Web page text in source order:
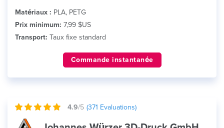
Matériaux : PLA, PETG
Prix minimum: 7,99 $US
Transport: Taux fixe standard
Commande instantanée
4.9/5 (371 Evaluations)